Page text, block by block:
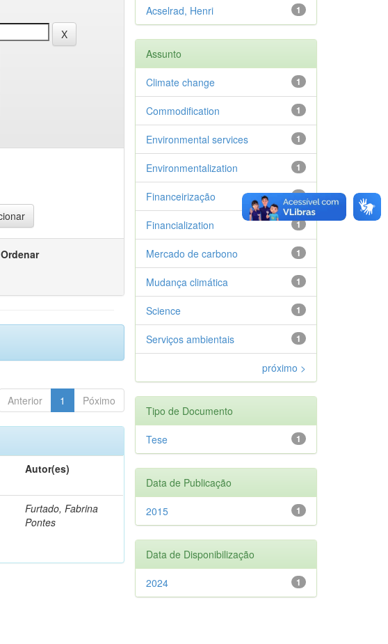
Ordenar
Anterior 1 Póximo
Autor(es)
Furtado, Fabrina
Pontes
1
Acselrad, Henri
Assunto
1
Climate change
1
Commodification
1
Environmental services
1
Environmentalization
1
Financeirização
1
Financialization
1
Mercado de carbono
1
Mudança climática
1
Science
1
Serviços ambientais
próximo >
Tipo de Documento
1
Tese
Data de Publicação
1
2015
Data de Disponibilização
1
2024